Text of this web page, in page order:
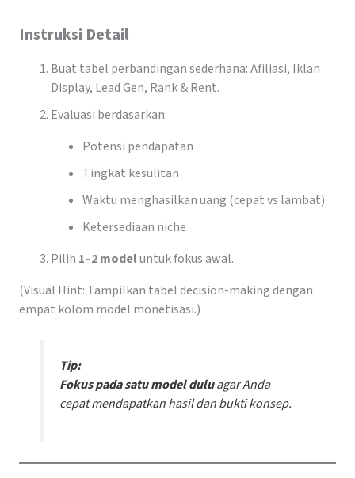
Instruksi Detail
Buat tabel perbandingan sederhana: Afiliasi, Iklan
Display, Lead Gen, Rank & Rent.
Evaluasi berdasarkan:
Potensi pendapatan
Tingkat kesulitan
Waktu menghasilkan uang (cepat vs lambat)
Ketersediaan niche
Pilih 1–2 modeluntuk fokus awal.
(Visual Hint: Tampilkan tabel decision-making dengan
empat kolom model monetisasi.)
Tip:
Fokus pada satu model duluagar Anda
cepat mendapatkan hasil dan bukti konsep.